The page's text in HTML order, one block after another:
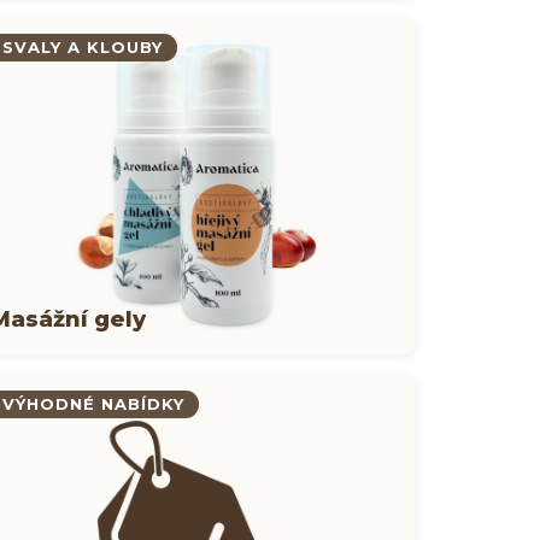
SVALY A KLOUBY
gely
VÝHODNÉ NABÍDKY